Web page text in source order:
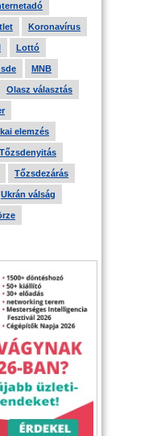
Koronavírus
Lottó
MNB
Olasz választás
elemzés
Tőzsdenyitás
Tőzsdezárás
Ukrán válság